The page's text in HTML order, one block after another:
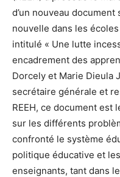
d’un nouveau document
nouvelle dans les
intitulé « Une lutte
encadrement des
Dorcely et Marie Dieula
secrétaire générale et
REEH, ce document est
sur les différents
confronté le système
politique éducative et
enseignants, tant dans